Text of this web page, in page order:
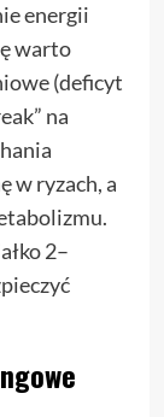
energii
warto
(deficyt
na
w ryzach, a
2–